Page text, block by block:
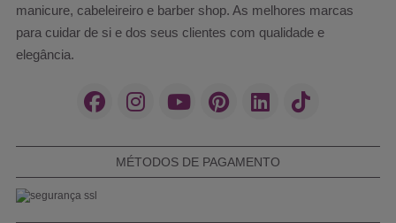
manicure, cabeleireiro e barber shop. As melhores marcas
para cuidar de si e dos seus clientes com qualidade e
elegância.
MÉTODOS DE PAGAMENTO